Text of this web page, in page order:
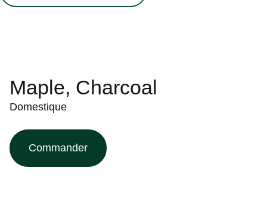
Maple, Charcoal
Domestique
Commander